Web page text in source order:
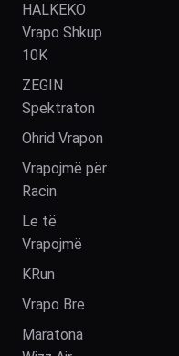
HALKEKO
Vrapo Shkup
10K
ZEGIN
Spektraton
Ohrid Vrapon
Vrapojmë për
Racin
Le të
Vrapojmë
KRun
Vrapo Bre
Maratona